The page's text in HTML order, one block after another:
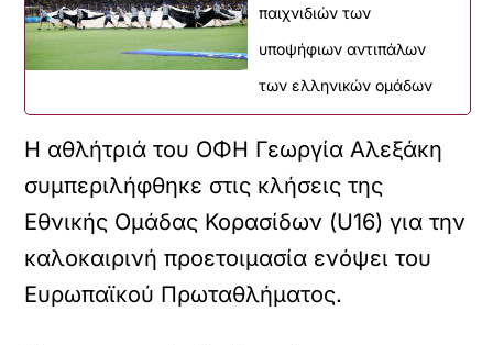
παιχνιδιών των
υποψήφιων αντιπάλων
των ελληνικών ομάδων
Η αθλήτριά του ΟΦΗ Γεωργία Αλεξάκη
συμπεριλήφθηκε στις κλήσεις της
Εθνικής Ομάδας Κορασίδων (U16) για την
καλοκαιρινή προετοιμασία ενόψει του
Ευρωπαϊκού Πρωταθλήματος.